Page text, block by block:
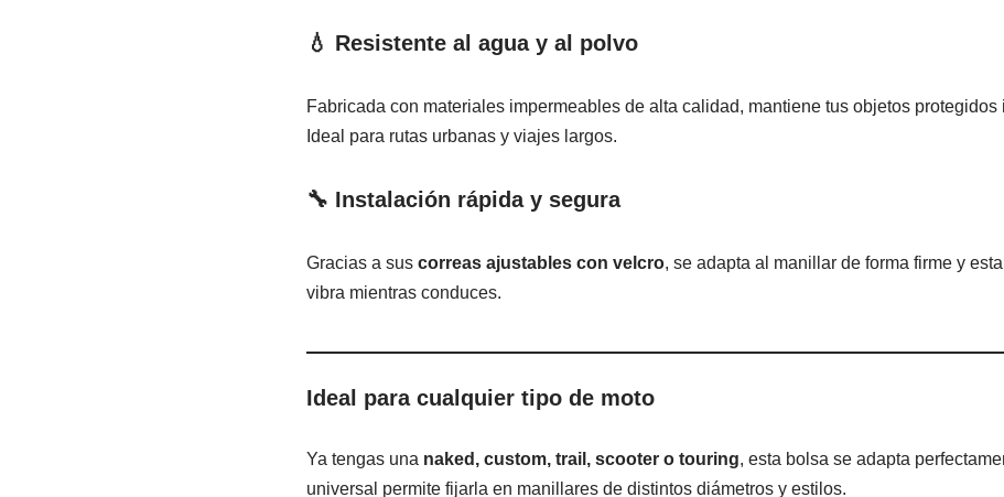
💧 Resistente al agua y al polvo
Fabricada con materiales impermeables de alta calidad, mantiene tus objetos
Ideal para rutas urbanas y viajes largos.
🔧 Instalación rápida y segura
Gracias a sus correas ajustables con velcro, se adapta al manillar de forma firme y
vibra mientras conduces.
Ideal para cualquier tipo de moto
Ya tengas una naked, custom, trail, scooter o touring, esta bolsa se adapta
universal permite fijarla en manillares de distintos diámetros y estilos.